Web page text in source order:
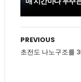
PREVIOUS
초전도 나노구조를